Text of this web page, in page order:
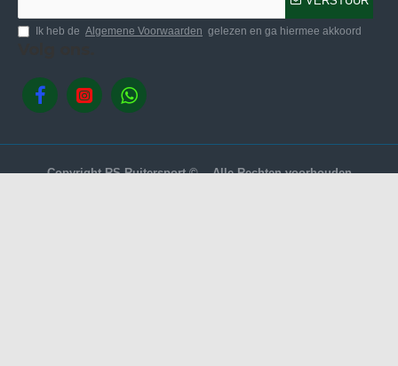
Ik heb de Algemene Voorwaarden gelezen en ga hiermee akkoord
Volg ons.
Copyright RS Ruitersport © -- Alle Rechten voorhouden